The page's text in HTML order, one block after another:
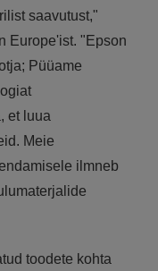
saavutust,"
Europe'ist. "Epson
Püüame
et luua
Meie
ilmneb
toodete kohta